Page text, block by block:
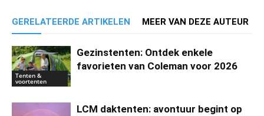
GERELATEERDE ARTIKELEN MEER VAN DEZE AUTEUR
Tenten &
voortenten
Gezinstenten: Ontdek enkele
favorieten van Coleman voor 2026
LCM daktenten: avontuur begint op